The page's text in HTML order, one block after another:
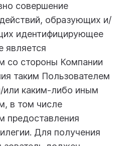
совершение
образующих и/
идентифицирующее
является
со стороны Компании
таким Пользователем
или каким-либо иным
в том числе
предоставления
Для получения